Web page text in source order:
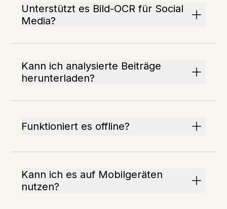
Unterstützt es Bild-OCR für Social
Media?
Kann ich analysierte Beiträge
herunterladen?
Funktioniert es offline?
Kann ich es auf Mobilgeräten
nutzen?